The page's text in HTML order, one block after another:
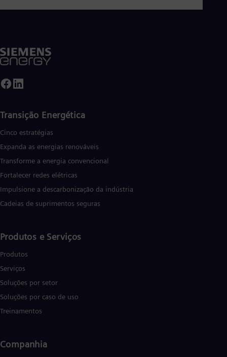
Transição Energética
Cinco estratégias
Expanda as energias renováveis
Transforme a energia convencional
Fortalecer redes elétricas
Impulsione a descarbonização da indústria
Cadeias de suprimentos seguras
Produtos e Serviços
Produtos
Serviços
Soluções por setor
Soluções por caso de uso
Treinamentos
Companhia